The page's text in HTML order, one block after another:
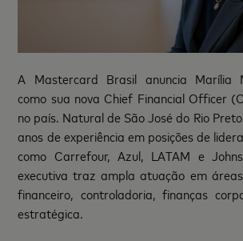
A Mastercard Brasil anuncia Marília
como sua nova Chief Financial Officer
no país. Natural de São José do Rio
anos de experiência em posições de
como Carrefour, Azul, LATAM e
executiva traz ampla atuação em
financeiro, controladoria, finanças
estratégica.